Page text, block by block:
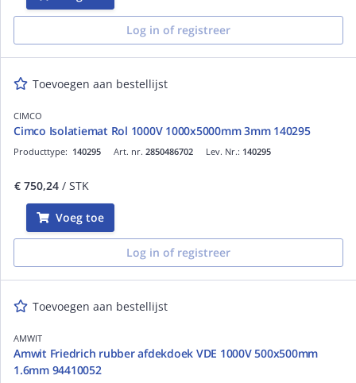
Log in of registreer
Toevoegen aan bestellijst
CIMCO
Cimco Isolatiemat Rol 1000V 1000x5000mm 3mm 140295
Art. nr. 2850486702
Producttype: 140295 Lev. Nr.: 140295
€ 750,24 / STK
Voeg toe
Log in of registreer
Toevoegen aan bestellijst
AMWIT
Amwit Friedrich rubber afdekdoek VDE 1000V 500x500mm
1.6mm 94410052